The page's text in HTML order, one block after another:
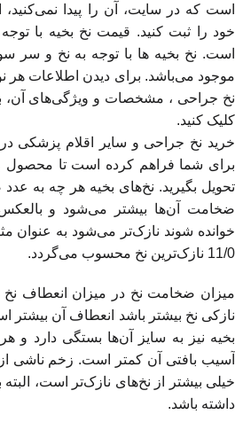
است که در سایت، آن را پیدا
خود را ثبت کنید. قیمت نخ بخیه با
است. نخ بخیه ها با توجه به نخ و سر
موجود می‌باشد. برای دیدن اطلاعات هر
نخ جراحی ، مشخصات و ویژگی‌های آن،
کلیک کنید.
خرید نخ جراحی و سایر اقلام پزشکی در
برای شما فراهم کرده است تا
تحویل بگیرید. نخ‌های بخیه هر چه به
ضخامت آن‌ها بیشتر می‌شود و
خوانده شوند نازک‌تر می‌شود به عنوان
11/0 نازک‌ترین نخ محسوب می‌گردد.
میزان ضخامت نخ در میزان انعطاف نخ
نازکی نخ بیشتر باشد انعطاف آن
بخیه نیز به سایز آن‌ها بستگی دارد و
آسیب بافتی آن کمتر است. زخم ناشی
خیلی بیشتر از نخ‌های نازک‌تر است،
داشته باشد.